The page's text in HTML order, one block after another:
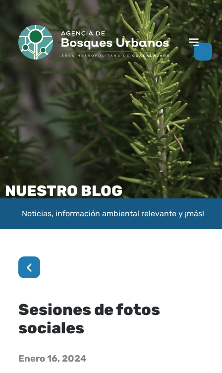
NUESTRO BLOG
Noticias, información ambiental relevante y ¡más!
‹
Sesiones de fotos
sociales
Enero 16, 2024